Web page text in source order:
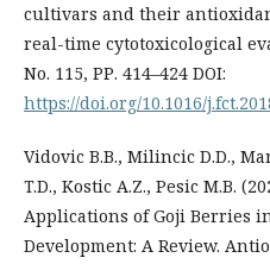
cultivars and their
real-time cytotoxicological
No. 115, РР. 414–424 DOI:
https://doi.org/10.1016/
Vidovic B.B., Milincic D.D.,
T.D., Kostic A.Z., Pesic M.B.
Applications of Goji Berries
Development: A Review.